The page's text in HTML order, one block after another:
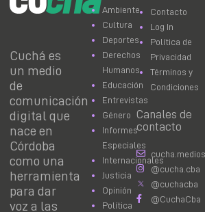
Cuchá es
un medio
de
comunicación
digital que
nace en
Córdoba
como una
herramienta
para dar
voz a las
Ambiente
Cultura
Deportes
Derechos
Humanos
Educación
Entrevistas
Género
Informes
Especiales
Internacionales
Justicia
Opinión
Política
Contacto
Log In
Política de
Privacidad
Términos y
Condiciones
Canales de
contacto
@cucha.cba
@cuchacba
@CuchaCba